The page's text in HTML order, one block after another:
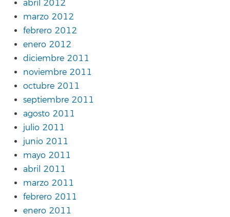
abril 2012
marzo 2012
febrero 2012
enero 2012
diciembre 2011
noviembre 2011
octubre 2011
septiembre 2011
agosto 2011
julio 2011
junio 2011
mayo 2011
abril 2011
marzo 2011
febrero 2011
enero 2011